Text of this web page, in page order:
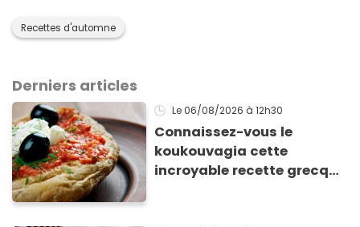
Recettes d'automne
Derniers articles
Le 06/08/2026 à 12h30
Connaissez-vous le
koukouvagia cette
incroyable recette grecque